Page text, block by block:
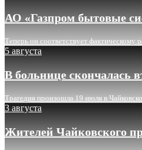
АО «Газпром бытовые
Теперь он соответствует
5 августа
В больнице скончалась
Трагедия произошла 19 июля в
3 августа
Жителей Чайковского